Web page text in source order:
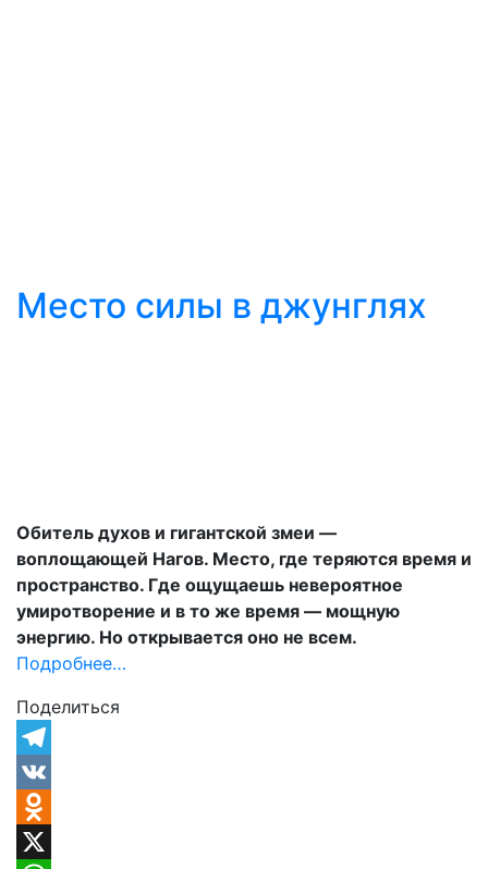
Место силы в джунглях
Обитель духов и гигантской змеи —
воплощающей Нагов. Место, где теряются время и
пространство. Где ощущаешь невероятное
умиротворение и в то же время — мощную
энергию. Но открывается оно не всем.
Подробнее…
Поделиться
Telegram
VK
Odnoklassniki